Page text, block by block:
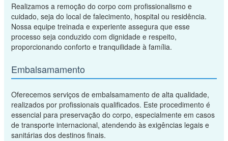
Realizamos a remoção do corpo com profissionalismo e
cuidado, seja do local de falecimento, hospital ou residência.
Nossa equipe treinada e experiente assegura que esse
processo seja conduzido com dignidade e respeito,
proporcionando conforto e tranquilidade à família.
Embalsamamento
Oferecemos serviços de embalsamamento de alta qualidade,
realizados por profissionais qualificados. Este procedimento é
essencial para preservação do corpo, especialmente em casos
de transporte internacional, atendendo às exigências legais e
sanitárias dos destinos finais.